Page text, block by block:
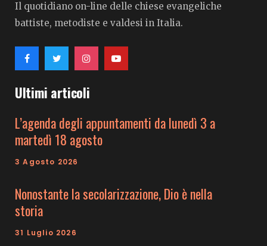
Il quotidiano on-line delle chiese evangeliche
battiste, metodiste e valdesi in Italia.
Ultimi articoli
L’agenda degli appuntamenti da lunedì 3 a
martedì 18 agosto
3 Agosto 2026
Nonostante la secolarizzazione, Dio è nella
storia
31 Luglio 2026